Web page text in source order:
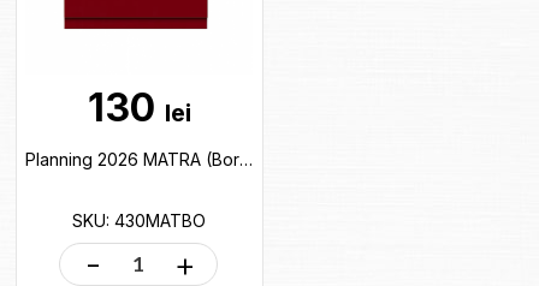
130 lei
Planning 2026 MATRA (Bordo) 430MATBO
SKU: 430MATBO
- +